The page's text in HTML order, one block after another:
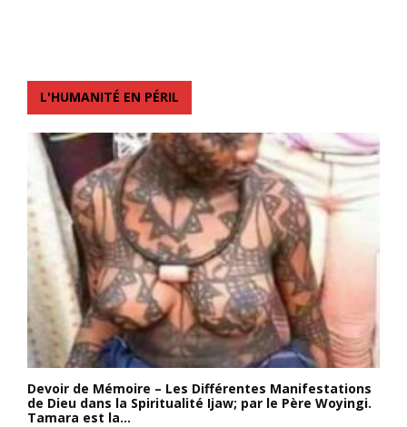
L'HUMANITÉ EN PÉRIL
Devoir de Mémoire – Les Différentes Manifestations
de Dieu dans la Spiritualité Ijaw; par le Père Woyingi.
Tamara est la...